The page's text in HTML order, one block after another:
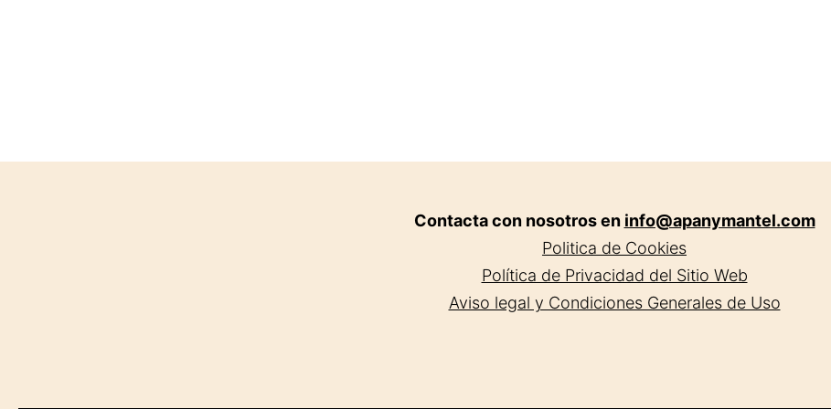
Contacta con nosotros en info@apanymantel.com
Politica de Cookies
Política de Privacidad del Sitio Web
Aviso legal y Condiciones Generales de Uso